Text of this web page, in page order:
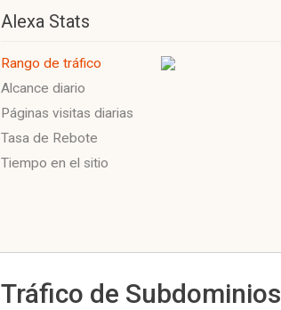
Alexa Stats
Rango de tráfico
Alcance diario
Páginas visitas diarias
Tasa de Rebote
Tiempo en el sitio
Tráfico de Subdominios